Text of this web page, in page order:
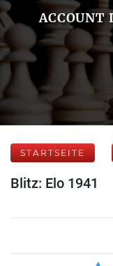
ACCOUNT
STARTSEITE
Blitz: Elo 1941